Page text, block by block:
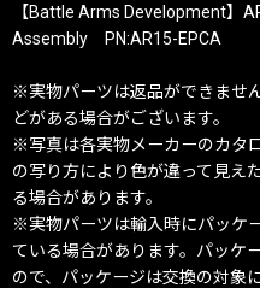
【Battle Arms Development】
Assembly PN:AR15-EPCA
※実物パーツは返品ができませ
どがある場合がございます。
※写真は各実物メーカーのカタ
の写り方により色が違って見え
る場合があります。
※実物パーツは輸入時にパッケ
ている場合があります。パッケ
ので、パッケージは交換の対象